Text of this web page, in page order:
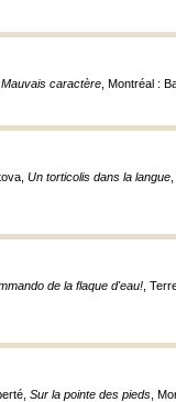
Mauvais caractère , Montréal :
Un torticolis dans la langue
de la flaque d'eau! ,
Sur la pointe des pieds ,